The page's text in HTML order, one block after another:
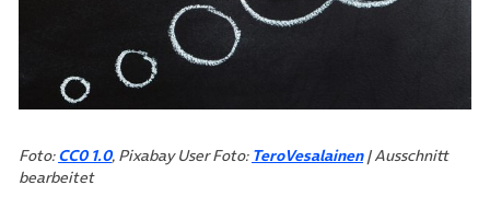
Foto:CC0 1.0, Pixabay User Foto: TeroVesalainen| Ausschnitt
bearbeitet